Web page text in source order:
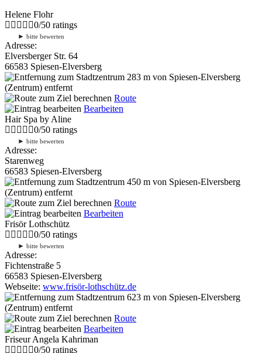
Helene Flohr
0/50 ratings
► bitte bewerten
Adresse:
Elversberger Str. 64
66583 Spiesen-Elversberg
283 m von Spiesen-Elversberg
(Zentrum) entfernt
Route
Bearbeiten
Hair Spa by Aline
0/50 ratings
► bitte bewerten
Adresse:
Starenweg
66583 Spiesen-Elversberg
450 m von Spiesen-Elversberg
(Zentrum) entfernt
Route
Bearbeiten
Frisör Lothschütz
0/50 ratings
► bitte bewerten
Adresse:
Fichtenstraße 5
66583 Spiesen-Elversberg
Webseite: www.frisör-lothschütz.de
623 m von Spiesen-Elversberg
(Zentrum) entfernt
Route
Bearbeiten
Friseur Angela Kahriman
0/50 ratings